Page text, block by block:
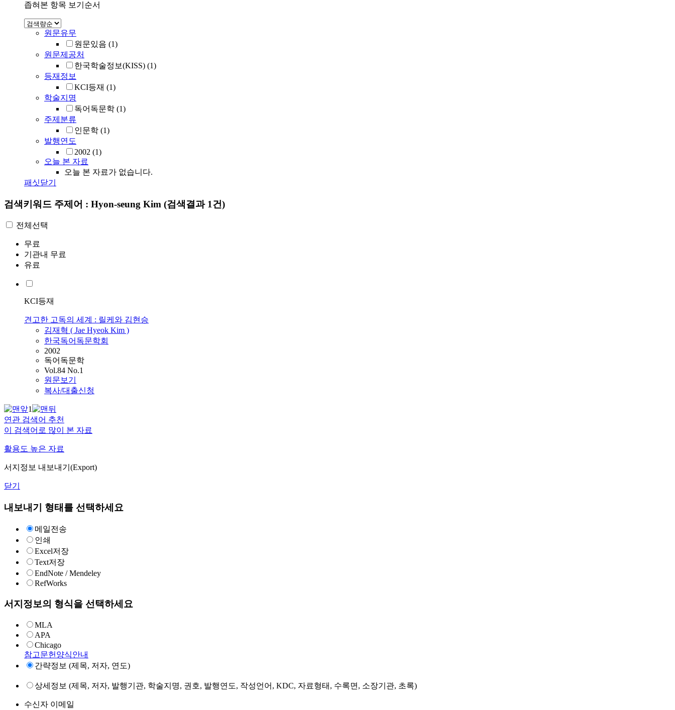
좁혀본 항목 보기순서
원문유무
원문있음 (1)
원문제공처
한국학술정보(KISS) (1)
등재정보
KCI등재 (1)
학술지명
독어독문학 (1)
주제분류
인문학 (1)
발행연도
2002 (1)
오늘 본 자료
오늘 본 자료가 없습니다.
패싯닫기
검색키워드 주제어 : Hyon-seung Kim (검색결과 1건)
전체선택
무료
기관내 무료
유료
KCI등재
견고한 고독의 세계 : 릴케와 김현승
김재혁 ( Jae Hyeok Kim )
한국독어독문학회
2002
독어독문학
Vol.84 No.1
원문보기
복사/대출신청
1
연관 검색어 추천
이 검색어로 많이 본 자료
활용도 높은 자료
서지정보 내보내기(Export)
닫기
내보내기 형태를 선택하세요
메일전송
인쇄
Excel저장
Text저장
EndNote / Mendeley
RefWorks
서지정보의 형식을 선택하세요
MLA
APA
Chicago
참고문헌양식안내
간략정보 (제목, 저자, 연도)
상세정보 (제목, 저자, 발행기관, 학술지명, 권호, 발행연도, 작성언어, KDC, 자료형태, 수록면, 소장기관, 초록)
수신자 이메일